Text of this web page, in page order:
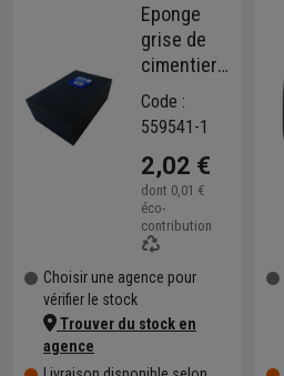
Eponge
grise de
cimentier
Obra
mousse
PU 17 x 11
cm
Code :
559541-1
2,02 €
dont 0,01 €
éco-
contribution
Choisir une agence pour
vérifier le stock
Trouver du stock en
agence